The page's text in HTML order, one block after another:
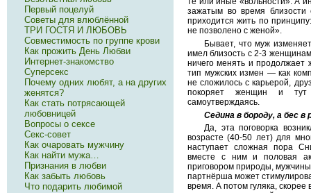
зажатым во время близости
приходится жить по
не позволено с женой».
Бывает, что муж
имел близость с 2-3
ничего менять и
тип мужских измен — как
не сложилось с карьерой,
покоряет женщин и
самоутверждаясь.
Седина в бороду, а бес в
Да, эта поговорка
возрасте (40-50 лет) для
наступает сложная пора
вместе с ним и половая
приговором природы,
партнёрша может
время. А потом гуляка, скорее
Первый поцелуй
Советы для влюблённой
ТРИ ГОСТЯ И ЛЮБОВЬ
Совместимость по группе крови
Как прожить День Любви
Интернет-знакомство
Суперсекс
Почему одних любят, а на других
женятся?
Как стать потрясающей
любовницей
Вопросы о сексе
Секс-совет
Как очаровать мужчину
Как найти мужа…
Признания в любви
Как забыть любовь
Что подарить любимой